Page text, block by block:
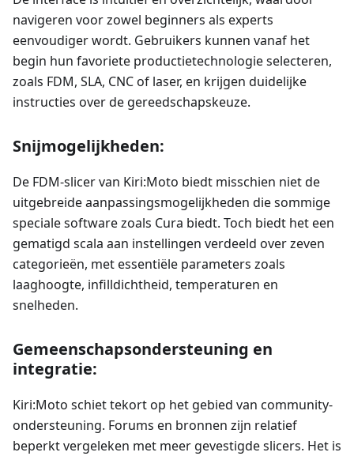
navigeren voor zowel beginners als experts
eenvoudiger wordt. Gebruikers kunnen vanaf het
begin hun favoriete productietechnologie selecteren,
zoals FDM, SLA, CNC of laser, en krijgen duidelijke
instructies over de gereedschapskeuze.
Snijmogelijkheden:
De FDM-slicer van Kiri:Moto biedt misschien niet de
uitgebreide aanpassingsmogelijkheden die sommige
speciale software zoals Cura biedt. Toch biedt het een
gematigd scala aan instellingen verdeeld over zeven
categorieën, met essentiële parameters zoals
laaghoogte, infilldichtheid, temperaturen en
snelheden.
Gemeenschapsondersteuning en
integratie:
Kiri:Moto schiet tekort op het gebied van community-
ondersteuning. Forums en bronnen zijn relatief
beperkt vergeleken met meer gevestigde slicers. Het is